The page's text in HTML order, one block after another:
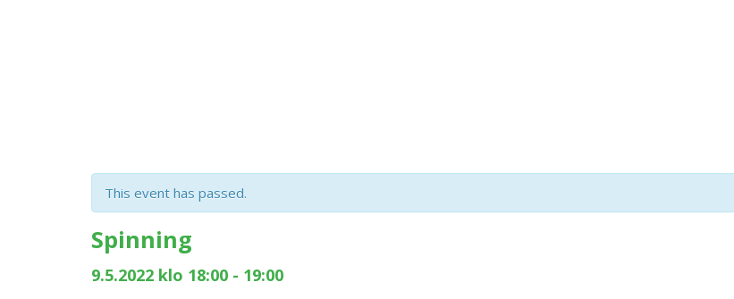
This event has passed.
Spinning
9.5.2022 klo 18:00 - 19:00